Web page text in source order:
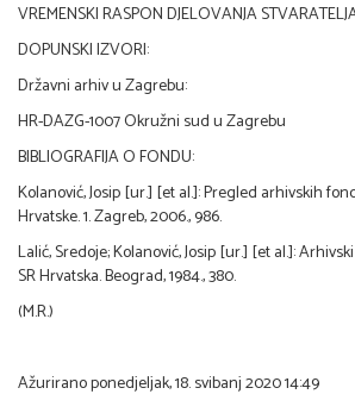
VREMENSKI RASPON DJELOVANJA
DOPUNSKI IZVORI:
Državni arhiv u Zagrebu:
HR-DAZG-1007 Okružni sud u Zagrebu
BIBLIOGRAFIJA O FONDU:
Kolanović, Josip [ur.] [et al.]: Pregled arhivskih
Hrvatske. 1. Zagreb, 2006., 986.
Lalić, Sredoje; Kolanović, Josip [ur.] [et al.]:
SR Hrvatska. Beograd, 1984., 380.
(M.R.)
Ažurirano ponedjeljak, 18. svibanj 2020 14:49